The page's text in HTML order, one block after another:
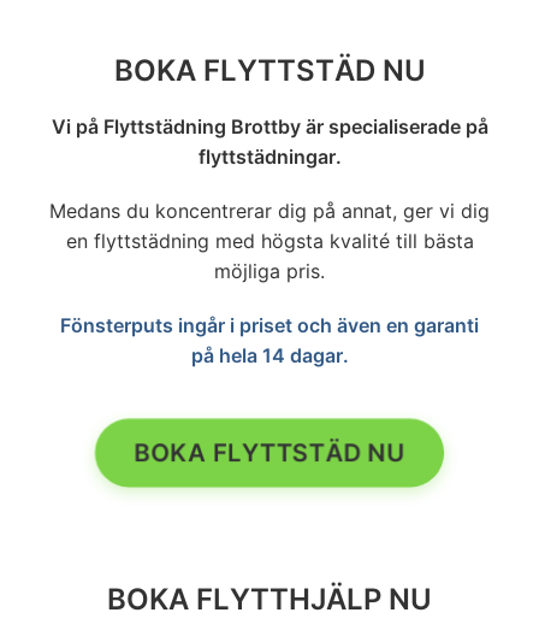
tillfredsställelse är vår högsta prioritet.
bostads storlek och får ett fast pris direkt.
BOKA FLYTTSTÄD NU
Vi på Flyttstädning Brottby är specialiserade på
flyttstädningar.
Medans du koncentrerar dig på annat, ger vi dig
en flyttstädning med högsta kvalité till bästa
möjliga pris.
Fönsterputs ingår i priset och även en garanti
på hela 14 dagar.
BOKA FLYTTSTÄD NU
BOKA FLYTTHJÄLP NU